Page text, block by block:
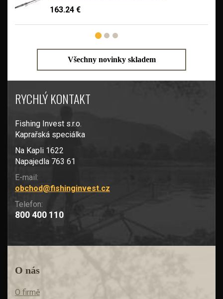
163.24 €
Všechny novinky skladem
RYCHLÝ KONTAKT
Fishing Invest s.r.o.
Kaprařská speciálka
Na Kapli 1622
Napajedla 763 61
E-mail:
obchod@fishinginvest.cz
Telefon:
800 400 110
O nás
O firmě